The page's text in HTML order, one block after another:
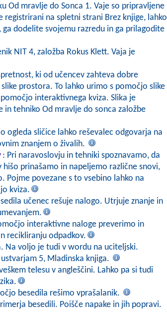
Od mravlje do Sonca 1. Vaje so pripravljene
registrirani na spletni strani Brez knjige, lahko
dodelite svojemu razredu in ga prilagodite
NIT 4, založba Rokus Klett. Vaja je
ki od učencev zahteva dobre
prostora. To lahko urimo s pomočjo slike
interaktivnega kviza. Slika je
in tehniko Od mravlje do sonca založbe
ogleda sličice lahko reševalec odgovarja na
znanjem o živalih.
: Pri naravoslovju in tehniki spoznavamo, da
prinašamo in napeljemo različne snovi,
Pojme povezane s to vsebino lahko na
kviza.
učenec rešuje nalogo. Utrjuje znanje in
interaktivne naloge preverimo in
recikliranju odpadkov.
Na voljo je tudi v wordu na uciteljski.
5, Mladinska knjiga.
telesu v angleščini. Lahko pa si tudi
besedila rešimo vprašalanik.
besedili. Poišče napake in jih popravi.